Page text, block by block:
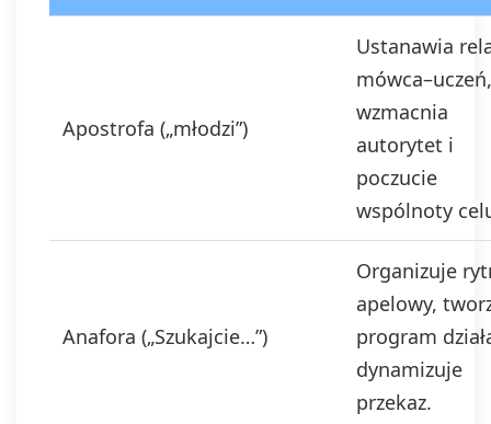
Apostrofa („młodzi”)
Ustanawia
mówca–uczeń,
wzmacnia
autorytet i
poczucie
wspólnoty
Anafora („Szukajcie…”)
Organizuje
apelowy,
program
dynamizuje
przekaz.